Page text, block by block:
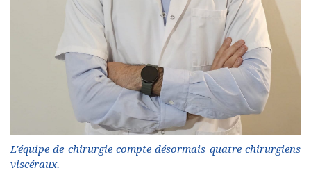
L'équipe de chirurgie compte désormais quatre chirurgiens
viscéraux.